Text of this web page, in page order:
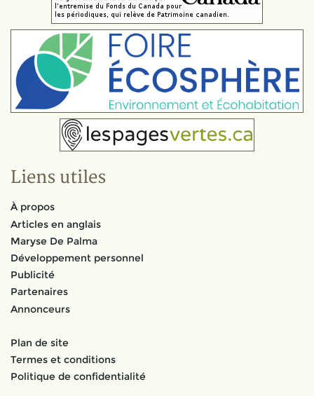
Liens utiles
À propos
Articles en anglais
Maryse De Palma
Développement personnel
Publicité
Partenaires
Annonceurs
Plan de site
Termes et conditions
Politique de confidentialité